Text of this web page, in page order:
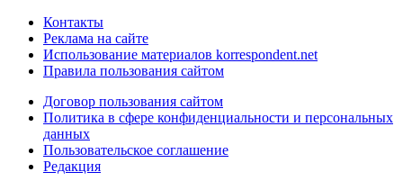
Контакты
Реклама на сайте
Использование материалов korrespondent.net
Правила пользования сайтом
Договор пользования сайтом
Политика в сфере конфиденциальности и персональных
данных
Пользовательское соглашение
Редакция